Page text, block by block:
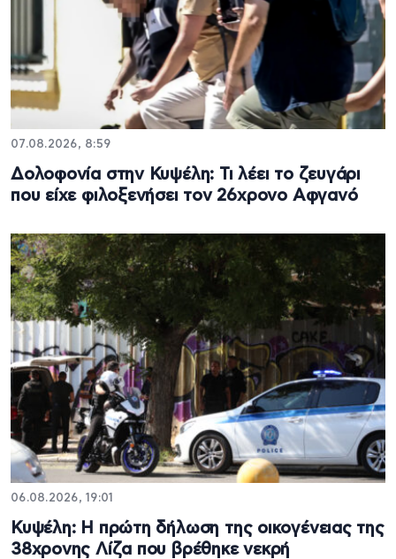
07.08.2026, 8:59
Δολοφονία στην Κυψέλη: Τι λέει το ζευγάρι
που είχε φιλοξενήσει τον 26χρονο Αφγανό
06.08.2026, 19:01
Κυψέλη: Η πρώτη δήλωση της οικογένειας της
38χρονης Λίζα που βρέθηκε νεκρή